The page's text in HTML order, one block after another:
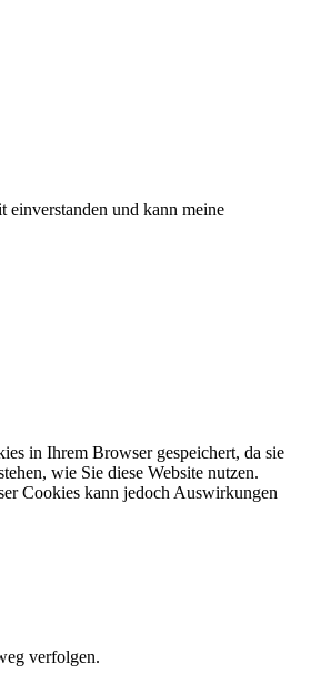
einverstanden und kann meine
in Ihrem Browser gespeichert, da sie
wie Sie diese Website nutzen.
Cookies kann jedoch Auswirkungen
verfolgen.